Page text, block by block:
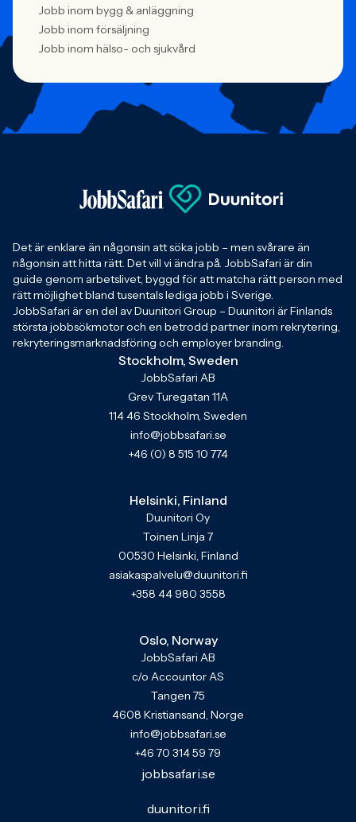
Jobb inom bygg & anläggning
Jobb inom försäljning
Jobb inom hälso- och sjukvård
Det är enklare än någonsin att söka jobb – men svårare än
någonsin att hitta rätt. Det vill vi ändra på. JobbSafari är din
guide genom arbetslivet, byggd för att matcha rätt person med
rätt möjlighet bland tusentals lediga jobb i Sverige.
JobbSafari är en del av Duunitori Group – Duunitori är Finlands
största jobbsökmotor och en betrodd partner inom rekrytering,
rekryteringsmarknadsföring och employer branding.
Stockholm, Sweden
JobbSafari AB
Grev Turegatan 11A
114 46 Stockholm, Sweden
info@jobbsafari.se
+46 (0) 8 515 10 774
Helsinki, Finland
Duunitori Oy
Toinen Linja 7
00530 Helsinki, Finland
asiakaspalvelu@duunitori.fi
+358 44 980 3558
Oslo, Norway
JobbSafari AB
c/o Accountor AS
Tangen 75
4608 Kristiansand, Norge
info@jobbsafari.se
+46 70 314 59 79
jobbsafari.se
duunitori.fi